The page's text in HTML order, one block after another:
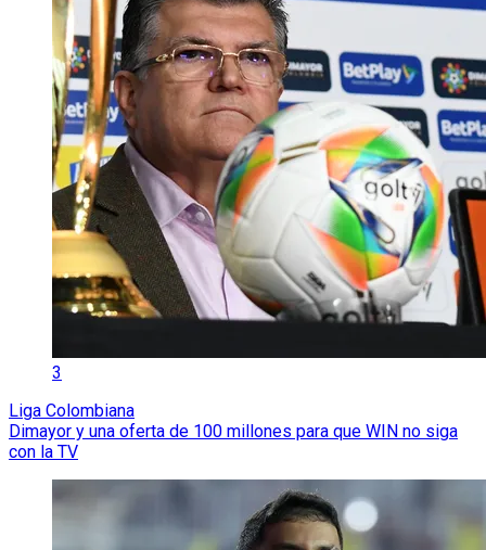
3
Liga Colombiana
Dimayor y una oferta de 100 millones para que WIN no siga
con la TV